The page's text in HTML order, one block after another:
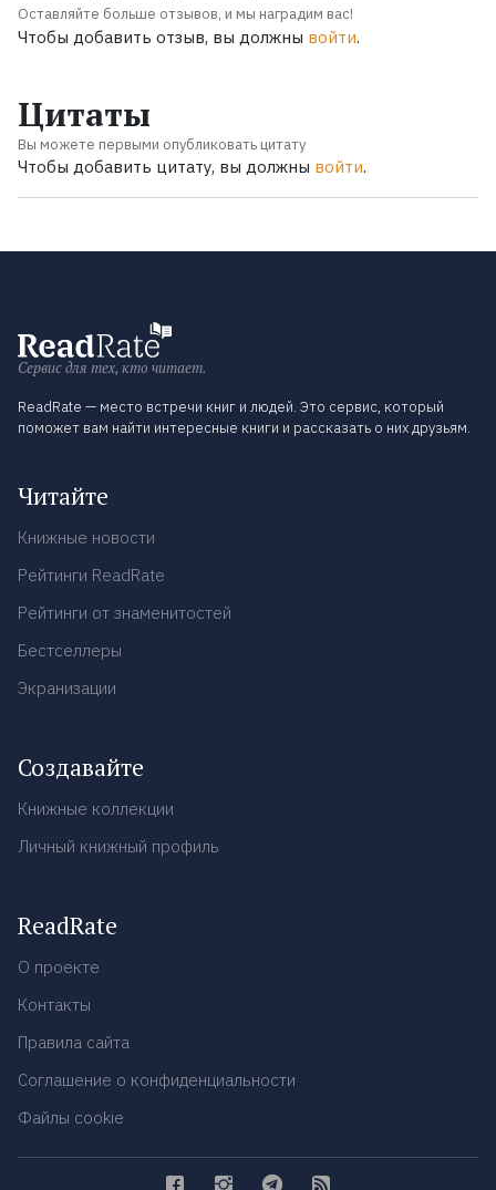
Оставляйте больше отзывов, и мы наградим вас!
Чтобы добавить отзыв, вы должны войти.
Цитаты
Вы можете первыми опубликовать цитату
Чтобы добавить цитату, вы должны войти.
Сервис для тех, кто читает.
ReadRate — место встречи книг и людей. Это сервис, который
поможет вам найти интересные книги и рассказать о них друзьям.
Читайте
Книжные новости
Рейтинги ReadRate
Рейтинги от знаменитостей
Бестселлеры
Экранизации
Создавайте
Книжные коллекции
Личный книжный профиль
ReadRate
О проекте
Контакты
Правила сайта
Соглашение о конфиденциальности
Файлы cookie